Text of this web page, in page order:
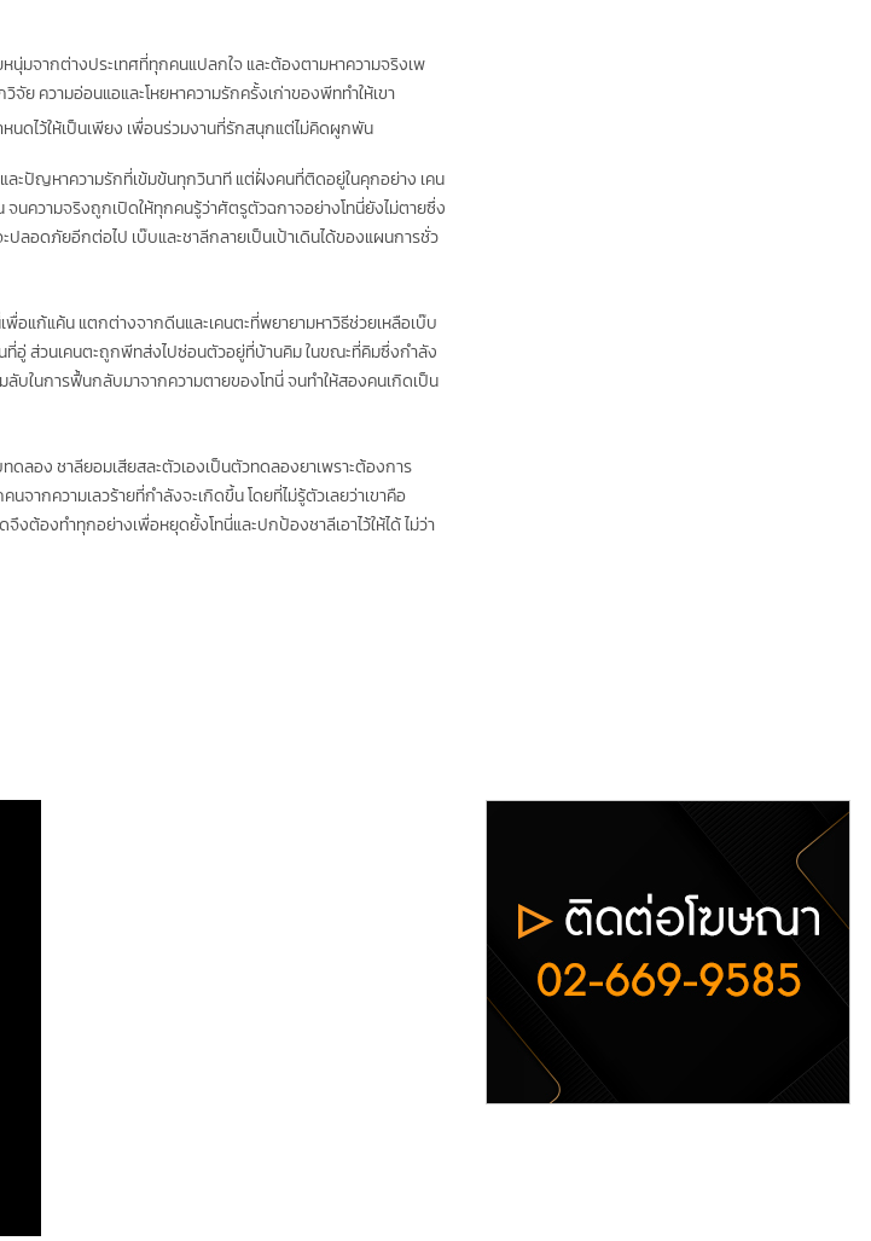
นุ่มจากต่างประเทศที่ทุกคนแปลกใจ และต้องตามหาความจริงเพ
จัย ความอ่อนแอและโหยหาความรักครั้งเก่าของพีททำให้เขา
ดไว้ให้เป็นเพียง เพื่อนร่วมงานที่รักสนุกแต่ไม่คิดผูกพัน
ะปัญหาความรักที่เข้มข้นทุกวินาที แต่ฝั่งคนที่ติดอยู่ในคุกอย่าง เคน
นความจริงถูกเปิดให้ทุกคนรู้ว่าศัตรูตัวฉกาจอย่างโทนี่ยังไม่ตายซึ่ง
ะปลอดภัยอีกต่อไป เบ๊บและชาลีกลายเป็นเป้าเดินได้ของแผนการชั่ว
อแก้แค้น แตกต่างจากดีนและเคนตะที่พยายามหาวิธีช่วยเหลือเบ๊บ
ที่อู่ ส่วนเคนตะถูกพีทส่งไปซ่อนตัวอยู่ที่บ้านคิม ในขณะที่คิมซึ่งกำลัง
บในการฟื้นกลับมาจากความตายของโทนี่ จนทำให้สองคนเกิดเป็น
ดลอง ชาลียอมเสียสละตัวเองเป็นตัวทดลองยาเพราะต้องการ
กความเลวร้ายที่กำลังจะเกิดขึ้น โดยที่ไม่รู้ตัวเลยว่าเขาคือ
ต้องทำทุกอย่างเพื่อหยุดยั้งโทนี่และปกป้องชาลีเอาไว้ให้ได้ ไม่ว่า